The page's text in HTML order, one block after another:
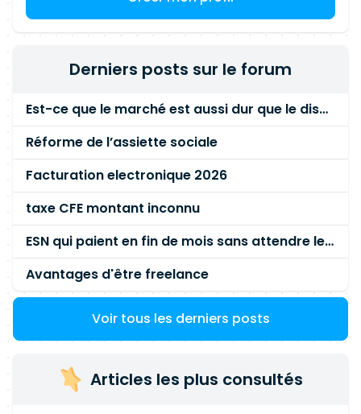
Derniers posts sur le forum
Est-ce que le marché est aussi dur que le disent les commerciaux ?
Réforme de l’assiette sociale
Facturation electronique 2026
taxe CFE montant inconnu
ESN qui paient en fin de mois sans attendre le paiement client ?
Avantages d'être freelance
Voir tous les derniers posts
Articles les plus consultés